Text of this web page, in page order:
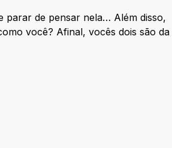
parar de pensar nela… Além disso,
você? Afinal, vocês dois são da